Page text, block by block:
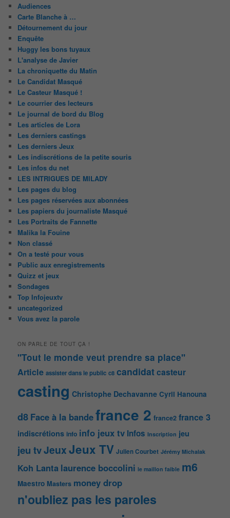
Audiences
Carte Blanche à …
Détournement du jour
Enquête
Huggy les bons tuyaux
L'analyse de Javier
La chroniquette du Matin
Le Candidat Masqué
Le Casteur Masqué !
Le courrier des lecteurs
Le journal de bord du Blog
Les articles de Lora
Les derniers castings
Les derniers Jeux
Les indiscrétions de la petite souris
Les infos du net
LES INTRIGUES DE MILADY
Les pages du blog
Les pages réservées aux abonnées
Les papiers du journaliste Masqué
Les Portraits de Fannette
Malika la Fouine
Non classé
On a testé pour vous
Public aux enregistrements
Quizz et jeux
Sondages
Top Infojeuxtv
uncategorized
Vous avez la parole
ON PARLE DE TOUT ÇA !
"Tout le monde veut prendre sa place"
Article assister dans le public c8 candidatcasteur
casting Christophe Dechavanne Cyril Hanouna
d8 Face à la bandefrance 2 france2 france 3
indiscrétions info info jeux tv Infos Inscription jeu
jeu tvJeuxJeux TV Julien Courbet Jérémy Michalak
Koh Lanta laurence boccolini le maillon faible m6
Maestro Masters money drop
n'oubliez pas les paroles